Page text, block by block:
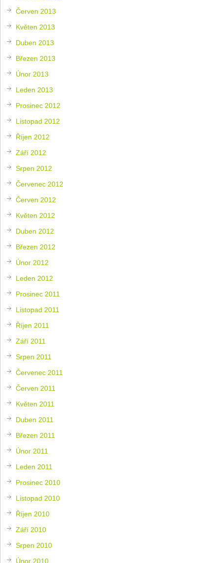
Červen 2013
Květen 2013
Duben 2013
Březen 2013
Únor 2013
Leden 2013
Prosinec 2012
Listopad 2012
Říjen 2012
Září 2012
Srpen 2012
Červenec 2012
Červen 2012
Květen 2012
Duben 2012
Březen 2012
Únor 2012
Leden 2012
Prosinec 2011
Listopad 2011
Říjen 2011
Září 2011
Srpen 2011
Červenec 2011
Červen 2011
Květen 2011
Duben 2011
Březen 2011
Únor 2011
Leden 2011
Prosinec 2010
Listopad 2010
Říjen 2010
Září 2010
Srpen 2010
Únor 2010